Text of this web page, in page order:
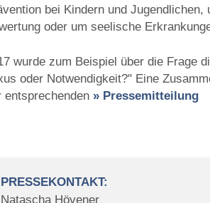
bei Kindern und
oder um seelische
wurde zum Beispiel über die Frage
oder Notwendigkeit?" Eine
entsprechenden » Pressemitteilung
PRESSEKONTAKT:
Natascha Hövener